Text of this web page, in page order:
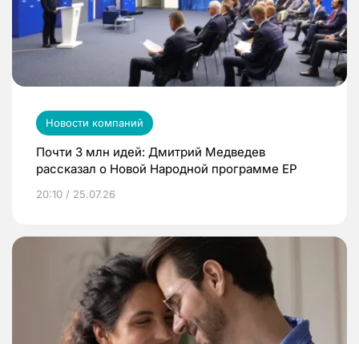
Новости компаний
Почти 3 млн идей: Дмитрий Медведев
рассказал о Новой Народной программе ЕР
20:10 / 25.07.26